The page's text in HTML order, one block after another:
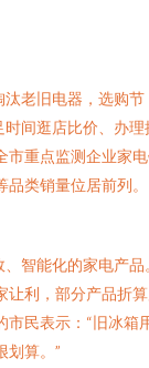
汰老旧电器，选购节
时间逛店比价、办理
市重点监测企业家
类销量位居前列。
、智能化的家电产品
让利，部分产品折
市民表示：“旧冰箱
划算。”